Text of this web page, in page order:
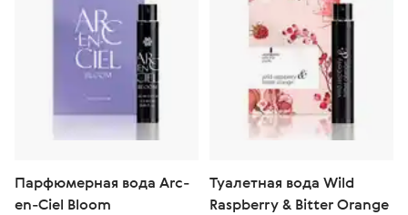
Парфюмерная вода Arc-
en-Ciel Bloom
Туалетная вода Wild
Raspberry & Bitter Orange